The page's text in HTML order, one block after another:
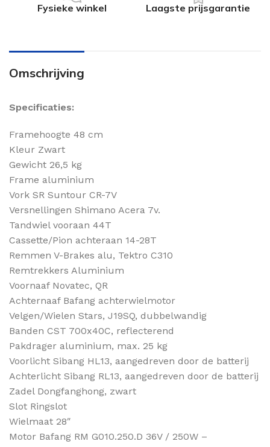
Fysieke winkel Laagste prijsgarantie
Omschrijving
Specificaties:
Framehoogte 48 cm
Kleur Zwart
Gewicht 26,5 kg
Frame aluminium
Vork SR Suntour CR-7V
Versnellingen Shimano Acera 7v.
Tandwiel vooraan 44T
Cassette/Pion achteraan 14-28T
Remmen V-Brakes alu, Tektro C310
Remtrekkers Aluminium
Voornaaf Novatec, QR
Achternaaf Bafang achterwielmotor
Velgen/Wielen Stars, J19SQ, dubbelwandig
Banden CST 700x40C, reflecterend
Pakdrager aluminium, max. 25 kg
Voorlicht Sibang HL13, aangedreven door de batterij
Achterlicht Sibang RL13, aangedreven door de batterij
Zadel Dongfanghong, zwart
Slot Ringslot
Wielmaat 28″
Motor Bafang RM G010.250.D 36V / 250W –